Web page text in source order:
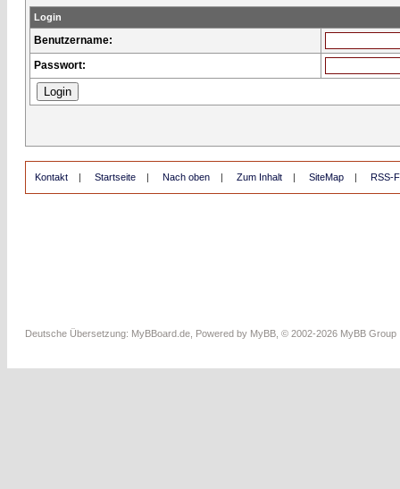
Login
Benutzername:
Passwort:
Kontakt | Startseite | Nach oben | Zum Inhalt | SiteMap | RSS-
Deutsche Übersetzung: MyBBoard.de , Powered by MyBB , © 2002-2026 MyBB Group